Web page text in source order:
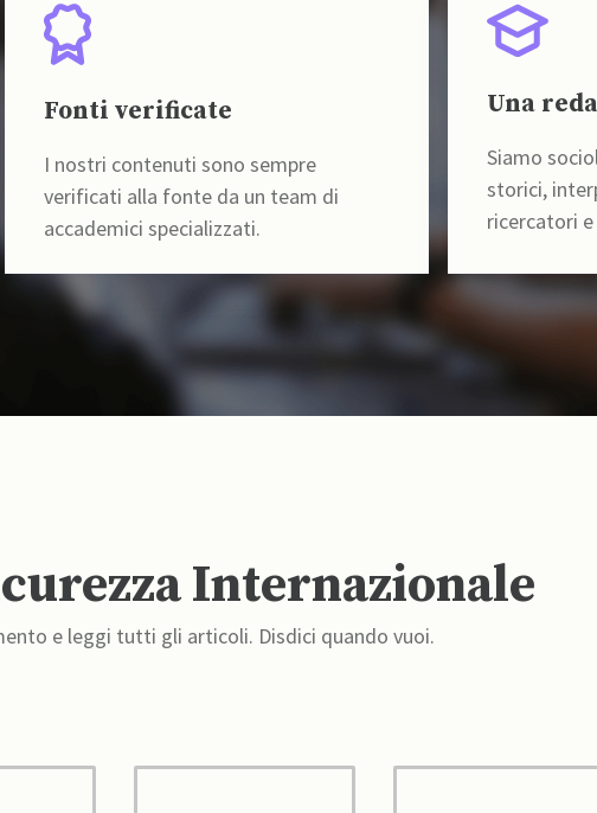
Fonti verificate
I nostri contenuti sono sempre
verificati alla fonte da un team di
accademici specializzati.
Una
Siamo
storici,
ricercatori
Internazionale
e leggi tutti gli articoli. Disdici quando vuoi.